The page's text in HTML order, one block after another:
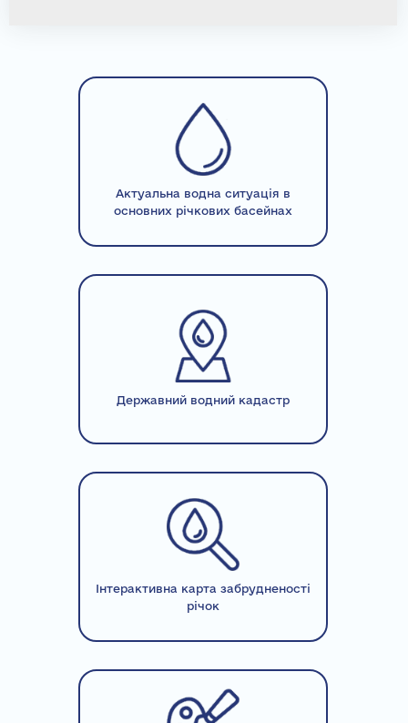
Актуальна водна ситуація в
основних річкових басейнах
Державний водний кадастр
Інтерактивна карта забрудненості
річок